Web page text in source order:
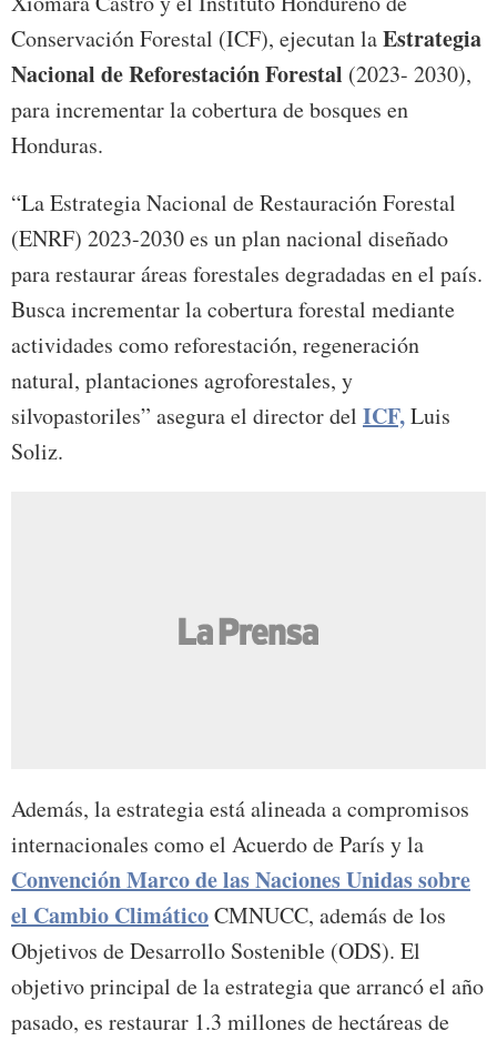
Conservación Forestal (ICF), ejecutan laEstrategia
Nacional de Reforestación Forestal (2023- 2030),
para incrementar la cobertura de bosques en
Honduras.
“La Estrategia Nacional de Restauración Forestal
(ENRF) 2023-2030 es un plan nacional diseñado
para restaurar áreas forestales degradadas en el país.
Busca incrementar la cobertura forestal mediante
actividades como reforestación, regeneración
natural, plantaciones agroforestales, y
silvopastoriles” asegura el director del ICF,Luis
Soliz.
Además, la estrategia está alineada a compromisos
internacionales como el Acuerdo de París y la
Convención Marco de las Naciones Unidas sobre
el Cambio ClimáticoCMNUCC, además de los
Objetivos de Desarrollo Sostenible (ODS). El
objetivo principal de la estrategia que arrancó el año
pasado, es restaurar 1.3 millones de hectáreas de